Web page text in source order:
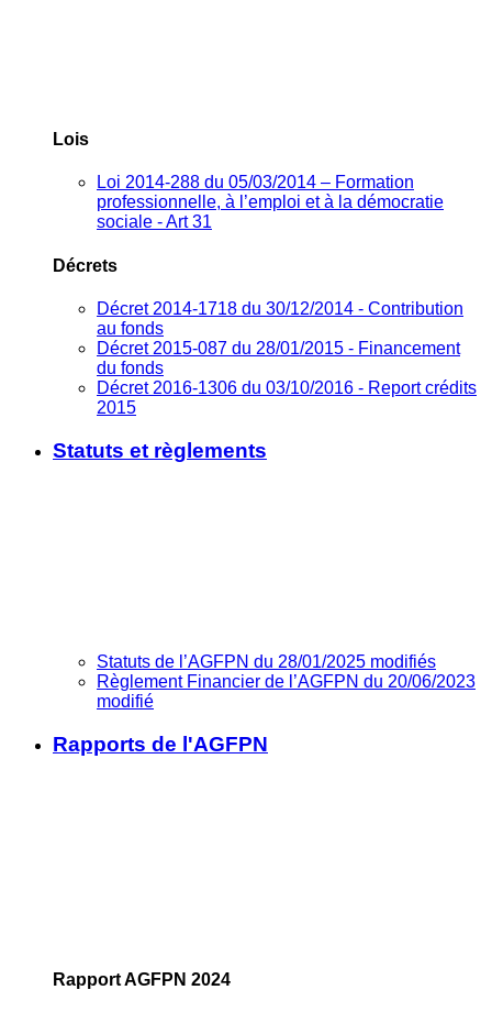
Lois
Loi 2014-288 du 05/03/2014 – Formation
professionnelle, à l’emploi et à la démocratie
sociale - Art 31
Décrets
Décret 2014-1718 du 30/12/2014 - Contribution
au fonds
Décret 2015-087 du 28/01/2015 - Financement
du fonds
Décret 2016-1306 du 03/10/2016 - Report crédits
2015
Statuts et règlements
Statuts de l’AGFPN du 28/01/2025 modifiés
Règlement Financier de l’AGFPN du 20/06/2023
modifié
Rapports de l'AGFPN
Rapport AGFPN 2024